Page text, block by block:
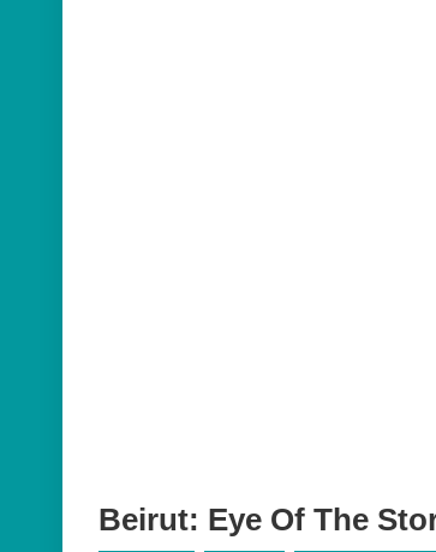
Beirut: Eye Of The